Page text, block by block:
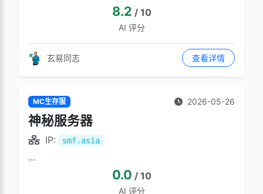
8.2 / 10
AI 评分
玄易同志 查看详情
MC生存服 2026-05-26
神秘服务器
IP: smf.asia
...
0.0 / 10
AI 评分